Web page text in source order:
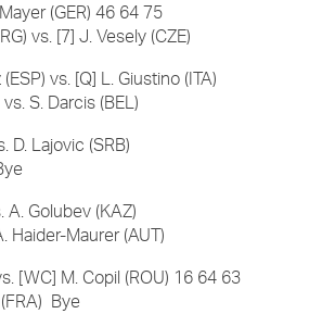
(GER) 46 64 75
vs. [7] J. Vesely (CZE)
vs. [Q] L. Giustino (ITA)
S. Darcis (BEL)
D. Lajovic (SRB)
A. Golubev (KAZ)
Haider-Maurer (AUT)
[WC] M. Copil (ROU) 1 6 64 63
Bye